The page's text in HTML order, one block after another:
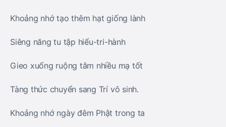
Khoảng nhớ tạo thêm hạt giống lành
Siêng năng tu tập hiểu-tri-hành
Gieo xuống ruộng tâm nhiều mạ tốt
Tàng thức chuyển sang Trí vô sinh.
Khoảng nhớ ngày đêm Phật trong ta